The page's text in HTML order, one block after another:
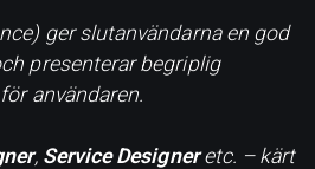
ger slutanvändarna en god
presenterar begriplig
användaren.
, Service Designeretc. – kärt